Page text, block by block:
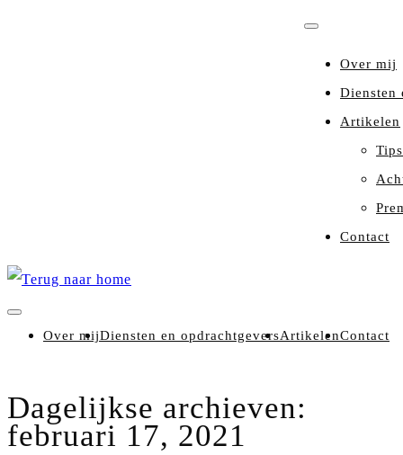
Over mij
Diensten
Artikelen
Tips
Contact
Over mijDiensten en opdrachtgeversArtikelenContact
Dagelijkse archieven:
februari 17, 2021